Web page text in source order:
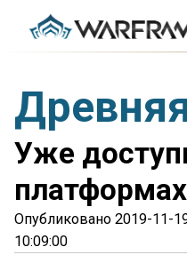
Уже
Опубликовано 2019-11-
10:09:00